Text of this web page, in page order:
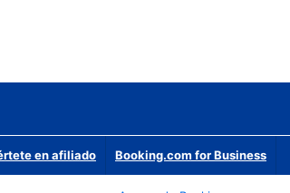
en afiliado Booking.com for Business